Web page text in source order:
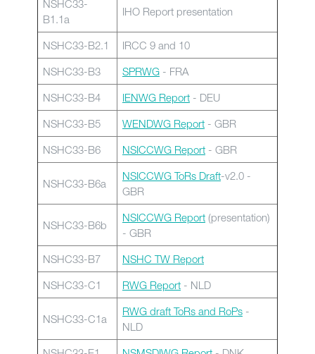
NSHC33-
B1.1a
IHO Report presentation
NSHC33-B2.1 IRCC 9 and 10
NSHC33-B3 SPRWG - FRA
NSHC33-B4 IENWG Report - DEU
NSHC33-B5 WENDWG Report - GBR
NSHC33-B6 NSICCWG Report - GBR
NSHC33-B6a
NSICCWG ToRs Draft-v2.0 -
GBR
NSHC33-B6b
NSICCWG Report (presentation)
- GBR
NSHC33-B7 NSHC TW Report
NSHC33-C1 RWG Report - NLD
NSHC33-C1a
RWG draft ToRs and RoPs -
NLD